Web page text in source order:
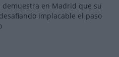
demuestra en Madrid que su
implacable el paso